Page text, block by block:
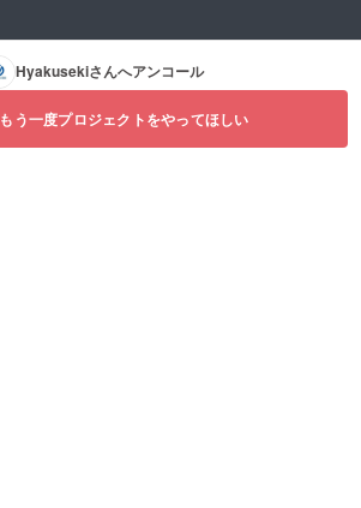
Hyakusekiさんへアンコール
もう一度プロジェクトをやってほしい